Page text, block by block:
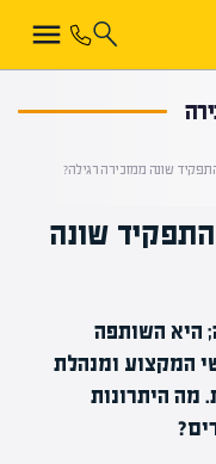
שונה ממזכירה רגילה?
התפקיד שונה
היא השותפה
המקצוע ומנהלת
מה היתרונות